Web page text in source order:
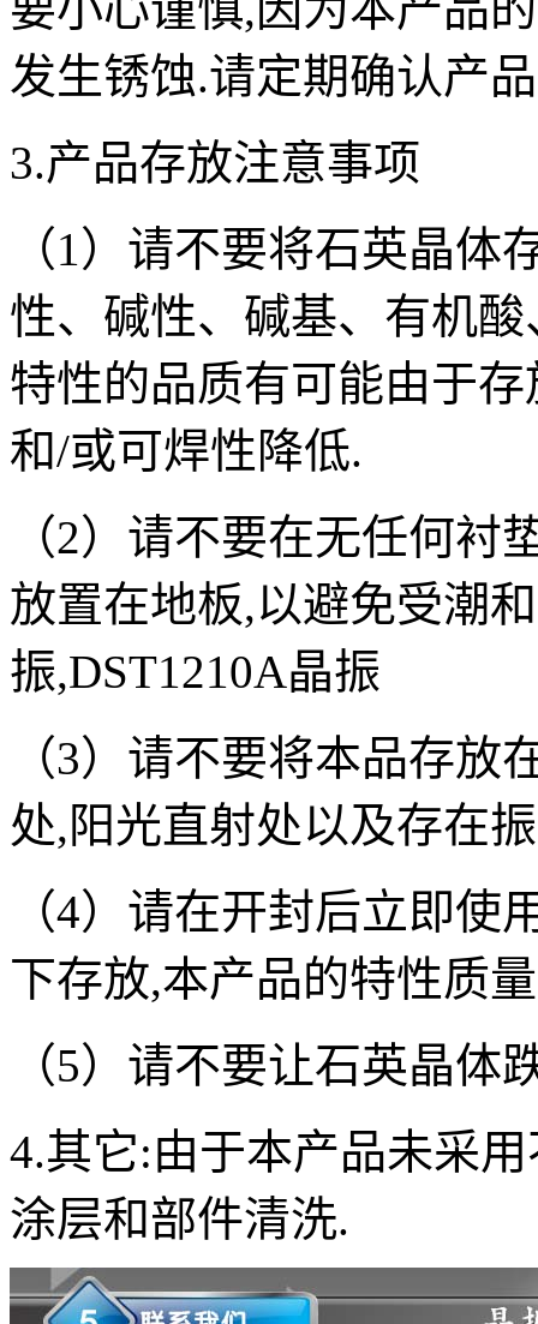
发生锈蚀.请定期确认产
3.产品存放注意事项
（1）请不要将石英晶体
性、碱性、碱基、有机
特性的品质有可能由于
和/或可焊性降低.
（2）请不要在无任何衬
放置在地板,以避免受潮
振,DST1210A晶振
（3）请不要将本品存放
处,阳光直射处以及存在
（4）请在开封后立即使
下存放,本产品的特性质
（5）请不要让石英晶体
4.其它:由于本产品未采
涂层和部件清洗.